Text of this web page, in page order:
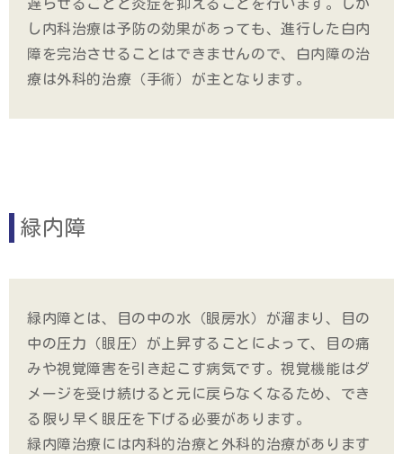
遅らせることと炎症を抑えることを行います。しか
し内科治療は予防の効果があっても、進行した白内
障を完治させることはできませんので、白内障の治
療は外科的治療（手術）が主となります。
緑内障
緑内障とは、目の中の水（眼房水）が溜まり、目の
中の圧力（眼圧）が上昇することによって、目の痛
みや視覚障害を引き起こす病気です。視覚機能はダ
メージを受け続けると元に戻らなくなるため、でき
る限り早く眼圧を下げる必要があります。
緑内障治療には内科的治療と外科的治療があります